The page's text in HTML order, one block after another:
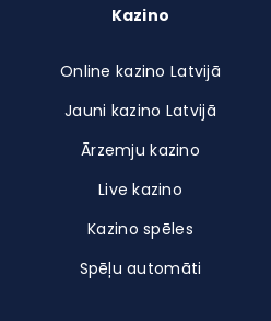
Kazino
Online kazino Latvijā
Jauni kazino Latvijā
Ārzemju kazino
Live kazino
Kazino spēles
Spēļu automāti